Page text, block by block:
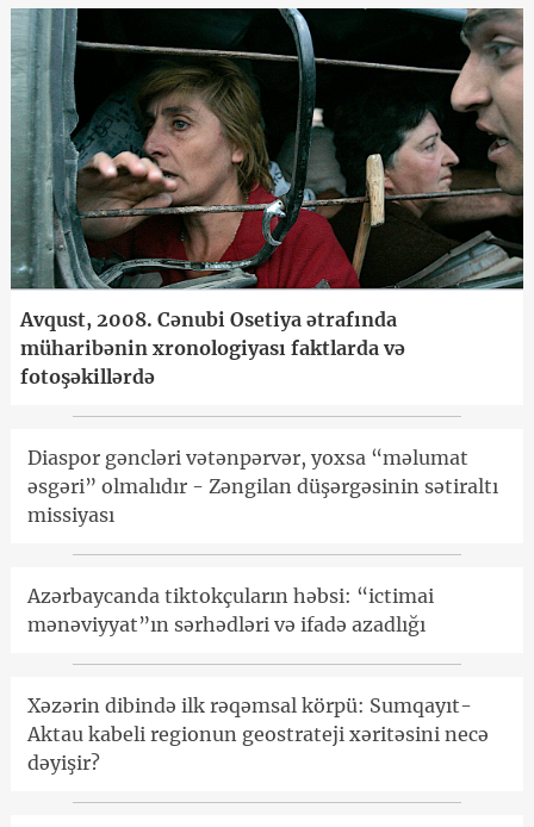
Avqust, 2008. Cənubi Osetiya ətrafında
müharibənin xronologiyası faktlarda və
fotoşəkillərdə
Diaspor gəncləri vətənpərvər, yoxsa “məlumat
əsgəri” olmalıdır - Zəngilan düşərgəsinin sətiraltı
missiyası
Azərbaycanda tiktokçuların həbsi: “ictimai
mənəviyyat”ın sərhədləri və ifadə azadlığı
Xəzərin dibində ilk rəqəmsal körpü: Sumqayıt-
Aktau kabeli regionun geostrateji xəritəsini necə
dəyişir?